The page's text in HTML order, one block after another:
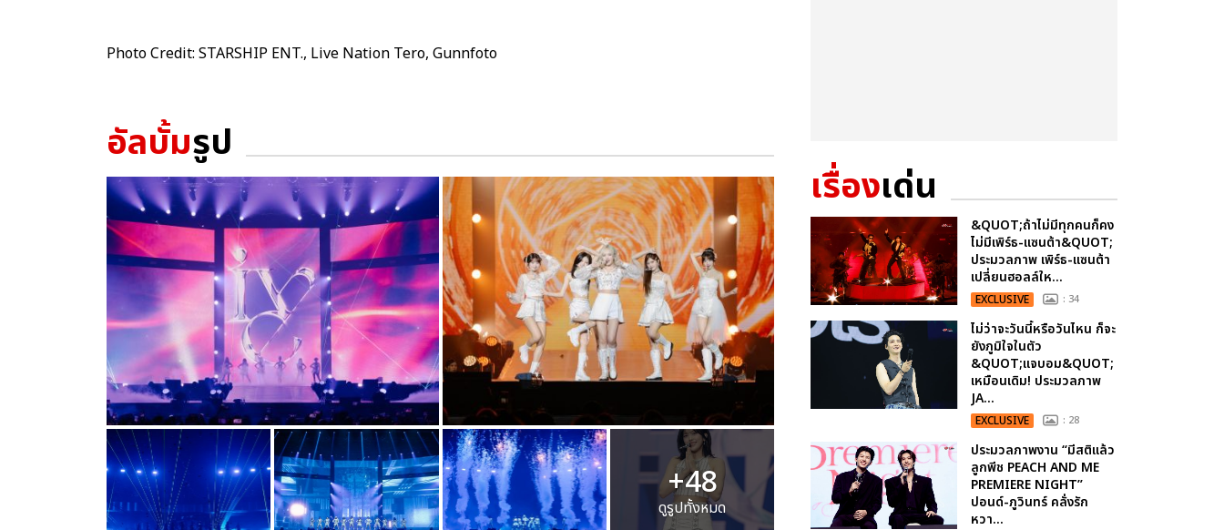
Photo Credit: STARSHIP ENT., Live Nation Tero, Gunnfoto
อัลบั้มรูป
+48
ดูรูปทั้งหมด
เรื่องเด่น
&QUOT;ถ้าไม่มีทุกคนก็คง
ไม่มีเพิร์ธ-แซนต้า&QUOT;
ประมวลภาพ เพิร์ธ-แซนต้า
เปลี่ยนฮอลล์ให...
EXCLUSIVE : 34
ไม่ว่าจะวันนี้หรือวันไหน ก็จะ
ยังภูมิใจในตัว
&QUOT;แจบอม&QUOT;
เหมือนเดิม! ประมวลภาพ
JA...
EXCLUSIVE : 28
ประมวลภาพงาน “มีสติแล้ว
ลูกพีช PEACH AND ME
PREMIERE NIGHT”
ปอนด์-ภูวินทร์ คลั่งรัก
หวา...